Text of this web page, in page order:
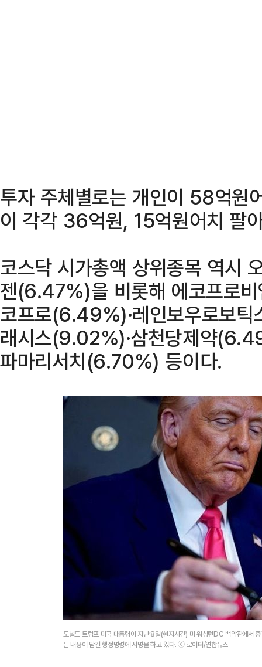
투자 주체별로는 개인이 58억원
이 각각 36억원, 15억원어치 팔
코스닥 시가총액 상위종목 역시
젠(6.47%)을 비롯해 에코프로
코프로(6.49%)·레인보우로보
래시스(9.02%)·삼천당제약
파마리서치(6.70%) 등이다.
도널드 트럼프 미국 대통령이 지난 8일(현지시간) 미 워싱턴DC 백악관에
는 내용이 담긴 행정명령에 서명을 하고 있다. ⓒ 로이터/연합뉴스